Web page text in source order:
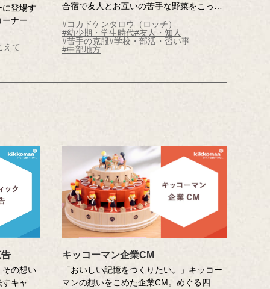
登場す
ナー。
ース
ヤトース
えて
合宿で友人とお互いの苦手な野菜をこっそ
りと交換しあっていたという記憶さん。将
来の夢のために、苦手を克服したいのだそ
う。静岡県・浜町の農家や料理人の皆さん
にご協力いただき、友人とともに苦手克服
も必見です！
#コカドケンタロウ（ロッチ）
#幼少期・学生時代#友人・知人
#苦手の克服#学校・部活・習い事
#中部地方
その想い
キャッ
キッコーマン企業CM
「おいしい記憶をつくりたい。」キッコー
マンの想いをこめた企業CM。めぐる四